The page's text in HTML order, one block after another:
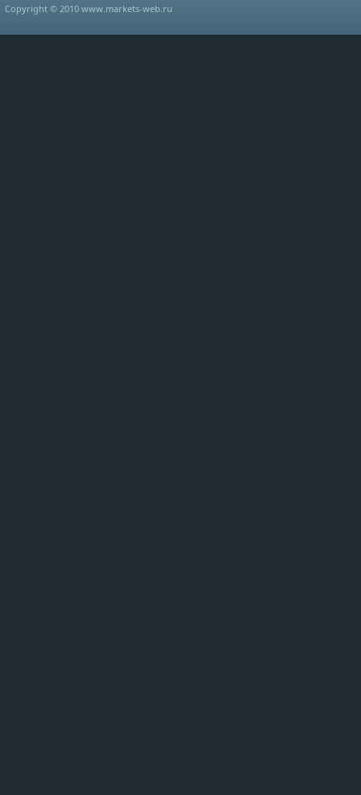
Copyright © 2010 www.markets-web.ru